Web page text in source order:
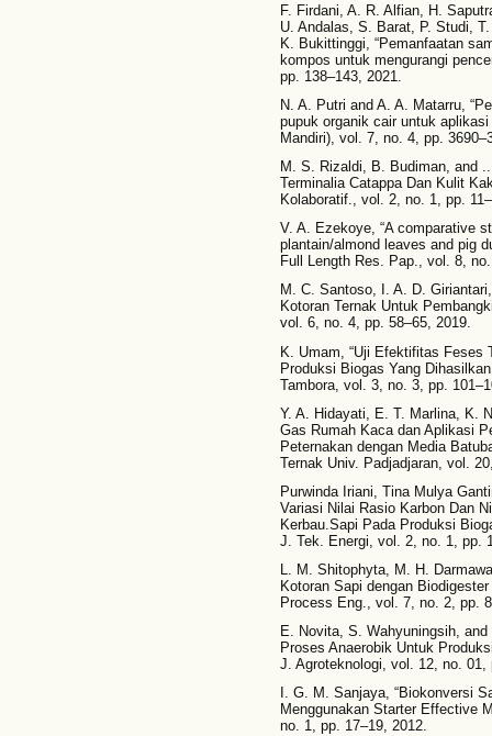
F. Firdani, A. R. Alfian, H.
U. Andalas, S. Barat, P. Studi,
K. Bukittinggi, “Pemanfaatan
kompos untuk mengurangi
pp. 138–143, 2021.
N. A. Putri and A. A. Matarru,
pupuk organik cair untuk
Mandiri), vol. 7, no. 4, pp.
M. S. Rizaldi, B. Budiman, and
Terminalia Catappa Dan Kulit
Kolaboratif., vol. 2, no. 1, pp.
V. A. Ezekoye, “A comparative
plantain/almond leaves and pig
Full Length Res. Pap., vol. 8,
M. C. Santoso, I. A. D.
Kotoran Ternak Untuk
vol. 6, no. 4, pp. 58–65, 2019.
K. Umam, “Uji Efektifitas Feses
Produksi Biogas Yang
Tambora, vol. 3, no. 3, pp.
Y. A. Hidayati, E. T. Marlina, K.
Gas Rumah Kaca dan Aplikasi
Peternakan dengan Media
Ternak Univ. Padjadjaran, vol.
Purwinda Iriani, Tina Mulya
Variasi Nilai Rasio Karbon Dan
Kerbau.Sapi Pada Produksi
J. Tek. Energi, vol. 2, no. 1, pp.
L. M. Shitophyta, M. H.
Kotoran Sapi dengan
Process Eng., vol. 7, no. 2, pp.
E. Novita, S. Wahyuningsih,
Proses Anaerobik Untuk
J. Agroteknologi, vol. 12, no. 01,
I. G. M. Sanjaya, “Biokonversi
Menggunakan Starter Effective
no. 1, pp. 17–19, 2012.